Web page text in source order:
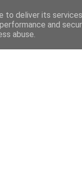
to deliver its
and
abuse.